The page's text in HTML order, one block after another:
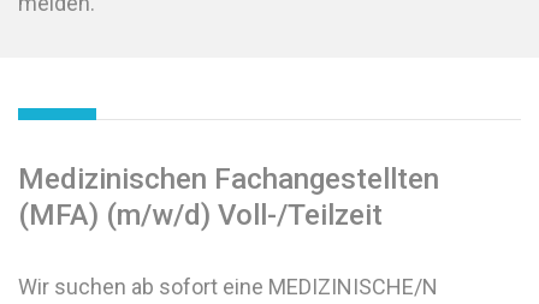
Medizinischen Fachangestellten
(MFA) (m/w/d) Voll-/Teilzeit
Wir suchen ab sofort eine MEDIZINISCHE/N